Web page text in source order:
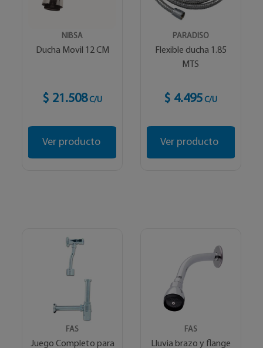
NIBSA
Ducha Movil 12 CM
$ 21.508 C/U
Ver producto
PARADISO
Flexible ducha 1.85
MTS
$ 4.495 C/U
Ver producto
FAS
Juego Completo para
FAS
Lluvia brazo y flange